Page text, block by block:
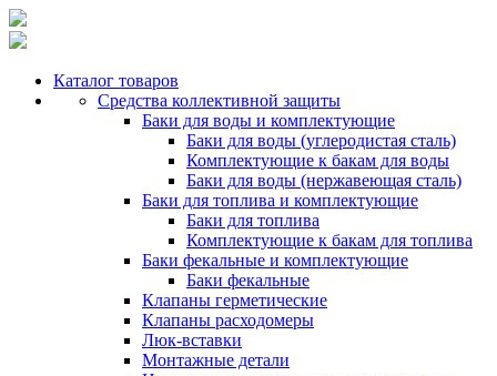
Каталог товаров
Средства коллективной защиты
Баки для воды и комплектующие
Баки для воды (углеродистая сталь)
Комплектующие к бакам для воды
Баки для воды (нержавеющая сталь)
Баки для топлива и комплектующие
Баки для топлива
Комплектующие к бакам для топлива
Баки фекальные и комплектующие
Баки фекальные
Клапаны герметические
Клапаны расходомеры
Люк-вставки
Монтажные детали